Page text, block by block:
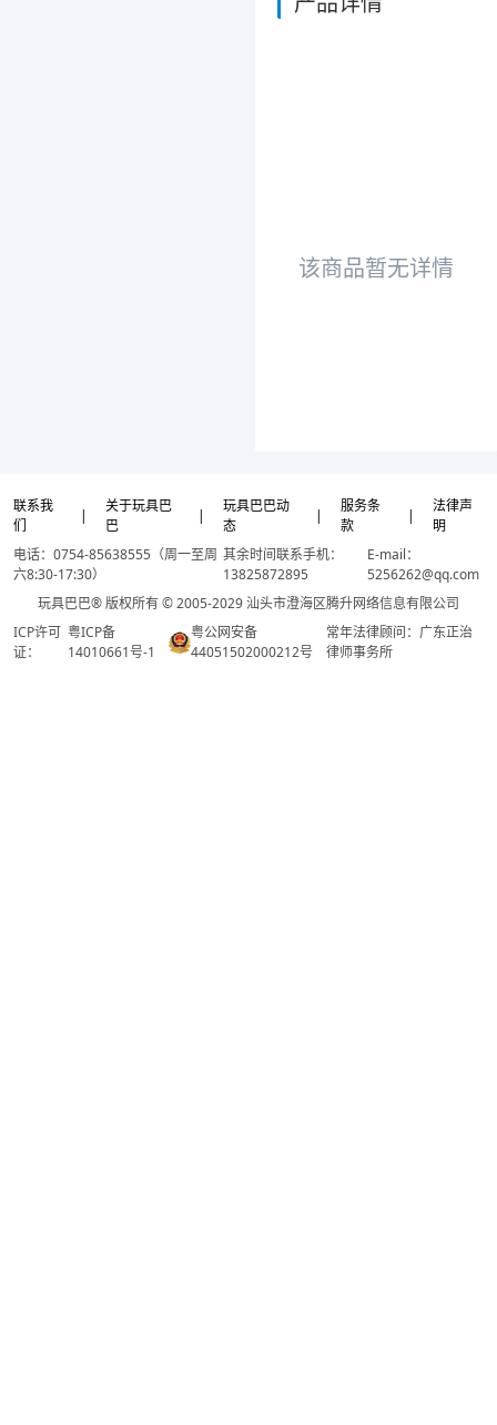
该商品暂无详情
联系我
们
|
关于玩具巴
巴
|
玩具巴巴动
态
|
服务条
款
|
法律声
明
电话：0754-85638555（周一至周
六8:30-17:30）
其余时间联系手机：
13825872895
E-mail：
5256262@qq.com
玩具巴巴® 版权所有 © 2005-2029 汕头市澄海区腾升网络信息有限公司
ICP许可
证：
粤ICP备
14010661号-1
粤公网安备
44051502000212号
常年法律顾问：广东正治
律师事务所